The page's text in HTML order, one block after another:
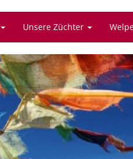
Unsere Züchter